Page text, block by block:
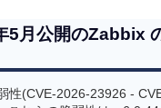
5月公開のZabbix
性(CVE-2026-23926 -